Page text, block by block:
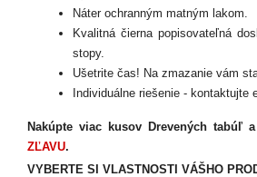
Náter ochranným matným lakom.
Kvalitná čierna popisovateľná
stopy.
Ušetrite čas! Na zmazanie vám
Individuálne riešenie - kontaktujte
Nakúpte viac kusov Drevených tabúľ
ZĽAVU.
VYBERTE SI VLASTNOSTI VÁŠHO